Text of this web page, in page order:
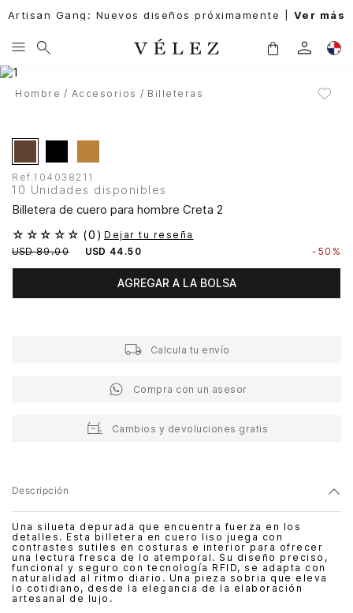
Artisan Gang: Nuevos diseños próximamente | Ver más
Hombre Accesorios Billeteras
Ref.104038211
10 Unidades disponibles
Billetera de cuero para hombre Creta 2
☆ ☆ ☆ ☆ ☆ (0 ) Dejar tu reseña
USD 89.00 USD 44 .50 - 50%
AGREGAR A LA BOLSA
Calcula tu envío
Compra con un asesor
Cambios y devoluciones gratis
Descripción
Una silueta depurada que encuentra fuerza en los
detalles. Esta billetera en cuero liso juega con
contrastes sutiles en costuras e interior para ofrecer
una lectura fresca de lo atemporal. Su diseño preciso,
funcional y seguro con tecnología RFID, se adapta con
naturalidad al ritmo diario. Una pieza sobria que eleva
lo cotidiano, desde la elegancia de la elaboración
artesanal de lujo.